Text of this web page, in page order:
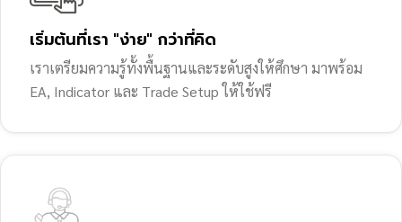
เริ่มต้นที่เรา "ง่าย" กว่าที่คิด
เราเตรียมความรู้ทั้งพื้นฐานและระดับสูงให้ศึกษา มาพร้อม
EA, Indicator และ Trade Setup ให้ใช้ฟรี